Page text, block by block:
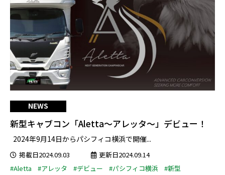
NEWS
新型キャブコン「Aletta～アレッタ～」デビュー！
2024年9月14日からパシフィコ横浜で開催...
掲載日2024.09.03
更新日2024.09.14
#Aletta
#アレッタ #デビュー #パシフィコ横浜
#新型